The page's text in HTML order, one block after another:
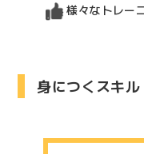
様々なトレー
身につくスキル